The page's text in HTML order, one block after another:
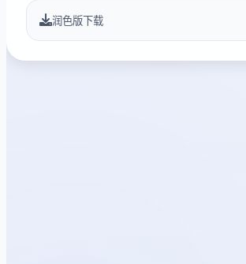
润色版下载